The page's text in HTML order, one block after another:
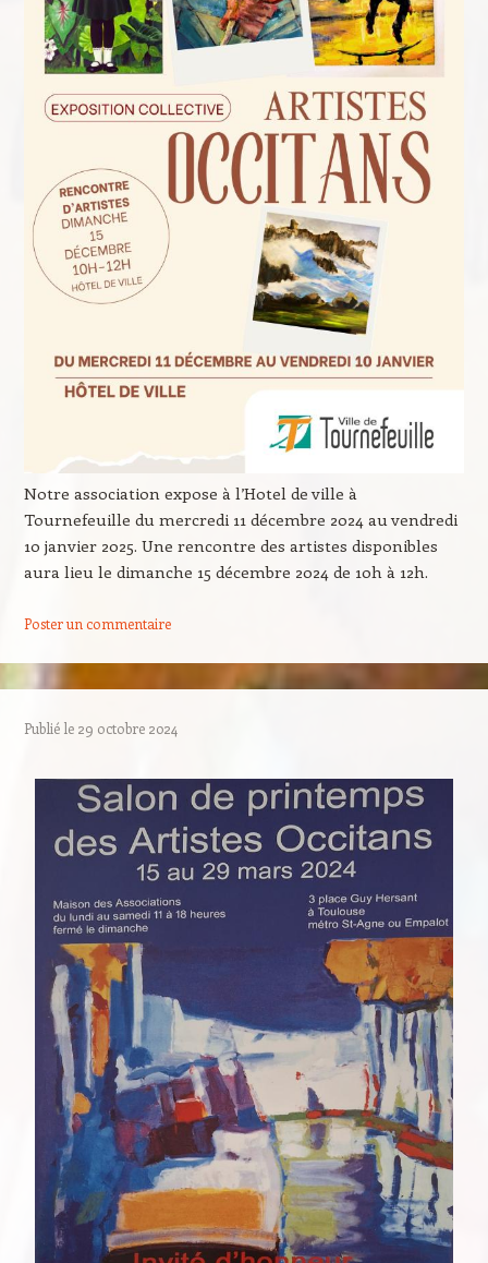
Notre association expose à l’Hotel de ville à
Tournefeuille du mercredi 11 décembre 2024 au vendredi
10 janvier 2025. Une rencontre des artistes disponibles
aura lieu le dimanche 15 décembre 2024 de 10h à 12h.
Poster un commentaire
Publié le 29 octobre 2024